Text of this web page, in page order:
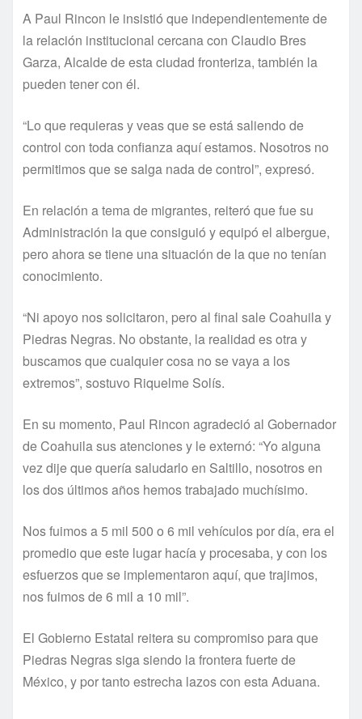
A Paul Rincon le insistió que independientemente de
la relación institucional cercana con Claudio Bres
Garza, Alcalde de esta ciudad fronteriza, también la
pueden tener con él.
“Lo que requieras y veas que se está saliendo de
control con toda confianza aquí estamos. Nosotros no
permitimos que se salga nada de control”, expresó.
En relación a tema de migrantes, reiteró que fue su
Administración la que consiguió y equipó el albergue,
pero ahora se tiene una situación de la que no tenían
conocimiento.
“Ni apoyo nos solicitaron, pero al final sale Coahuila y
Piedras Negras. No obstante, la realidad es otra y
buscamos que cualquier cosa no se vaya a los
extremos”, sostuvo Riquelme Solís.
En su momento, Paul Rincon agradeció al Gobernador
de Coahuila sus atenciones y le externó: “Yo alguna
vez dije que quería saludarlo en Saltillo, nosotros en
los dos últimos años hemos trabajado muchísimo.
Nos fuimos a 5 mil 500 o 6 mil vehículos por día, era el
promedio que este lugar hacía y procesaba, y con los
esfuerzos que se implementaron aquí, que trajimos,
nos fuimos de 6 mil a 10 mil”.
El Gobierno Estatal reitera su compromiso para que
Piedras Negras siga siendo la frontera fuerte de
México, y por tanto estrecha lazos con esta Aduana.